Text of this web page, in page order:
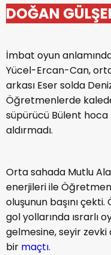
DOĞAN
İmbat oyun
Yücel-Ercan-Can,
arkası Eser solda
Öğretmenlerde
süpürücü Bülent hoca
aldırmadı.
Orta sahada Mutlu
enerjileri ile
oluşunun başını
gol yollarında ısrarlı
gelmesine, seyir
bir maçtı.